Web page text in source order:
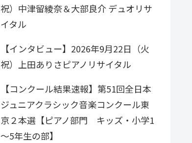
祝）中津留綾奈＆大部良介 デュオリサ
イタル
【インタビュー】2026年9月22日（火
祝）上田ありさピアノリサイタル
【コンクール結果速報】第51回全日本
ジュニアクラシック音楽コンクール東
京２本選【ピアノ部門 キッズ・小学1
～5年生の部】